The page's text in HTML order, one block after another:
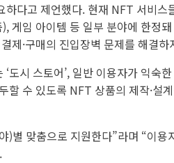
다고 제언했다. 현재 NFT 서비스
임 아이템 등 일부 분야에 한정
·구매의 진입장벽 문제를 해결
시 스토어’, 일반 이용자가 익숙
수 있도록 NFT 상품의 제작·설
별 맞춤으로 지원한다”라며 “이